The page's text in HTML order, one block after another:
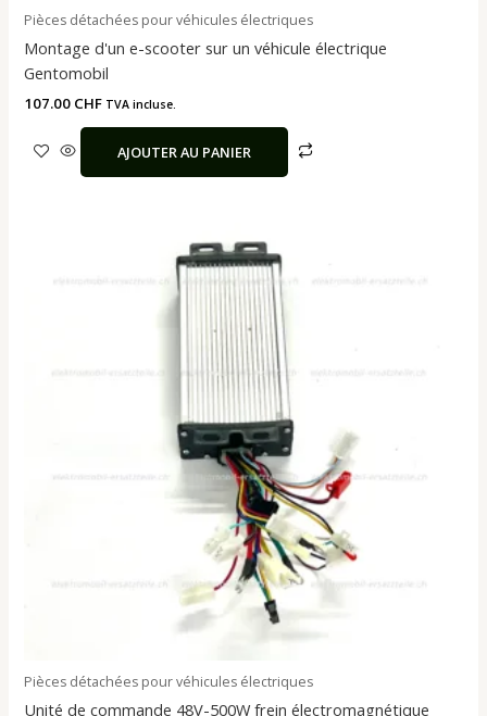
Pièces détachées pour véhicules électriques
Montage d'un e-scooter sur un véhicule électrique
Gentomobil
107.00 CHF TVA incluse.
AJOUTER AU PANIER
Pièces détachées pour véhicules électriques
Unité de commande 48V-500W frein électromagnétique